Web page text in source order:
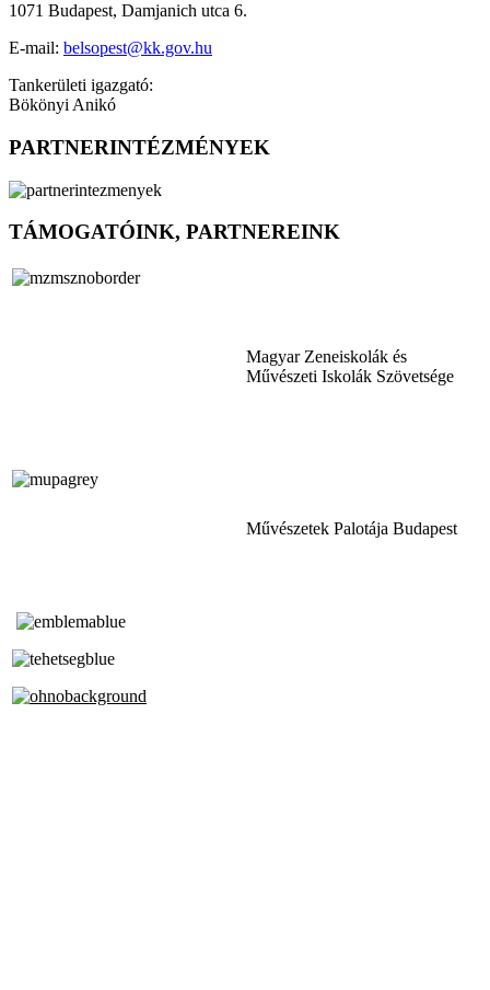
1071 Budapest, Damjanich utca 6.
E-mail: belsopest@kk.gov.hu
Tankerületi igazgató:
Bökönyi Anikó
PARTNERINTÉZMÉNYEK
TÁMOGATÓINK, PARTNEREINK
Magyar Zeneiskolák és
Művészeti Iskolák Szövetsége
Művészetek Palotája Budapest